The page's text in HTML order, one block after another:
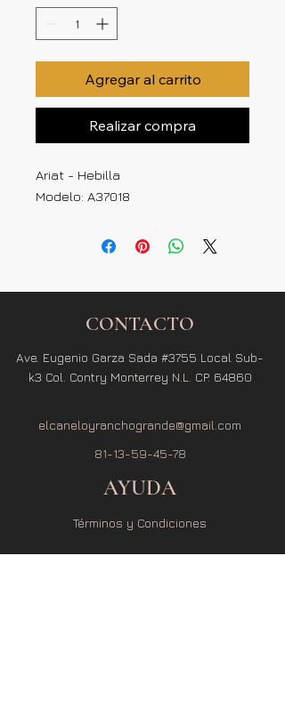
Agregar al carrito
Realizar compra
Ariat - Hebilla
Modelo: A37018
CONTACTO
Ave. Eugenio Garza Sada #3755 Local Sub-
k3 Col. Contry Monterrey N.L. CP. 64860
elcaneloyranchogrande@gmail.com
81-13-59-45-78
AYUDA
Términos y Condiciones